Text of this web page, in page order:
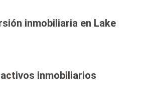
inmobiliaria en Lake
activos inmobiliarios